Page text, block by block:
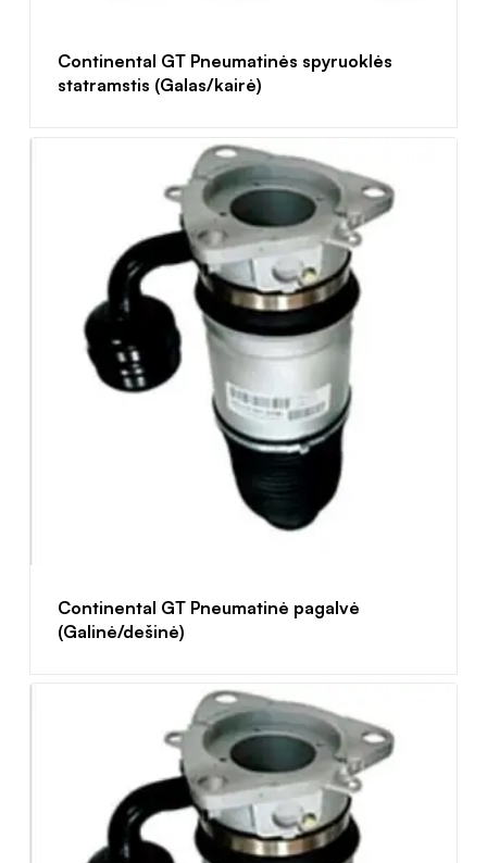
Continental GT Pneumatinės spyruoklės
statramstis (Galas/kairė)
Continental GT Pneumatinė pagalvė
(Galinė/dešinė)